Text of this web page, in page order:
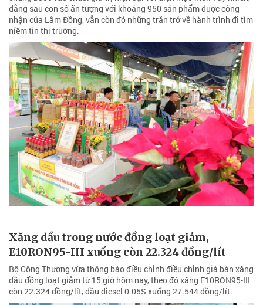
đằng sau con số ấn tượng với khoảng 950 sản phẩm được công
nhận của Lâm Đồng, vẫn còn đó những trăn trở về hành trình đi tìm
niềm tin thị trường.
Xăng dầu trong nước đồng loạt giảm,
E10RON95-III xuống còn 22.324 đồng/lít
Bộ Công Thương vừa thông báo điều chỉnh điều chỉnh giá bán xăng
dầu đồng loạt giảm từ 15 giờ hôm nay, theo đó xăng E10RON95-III
còn 22.324 đồng/lít, dầu diesel 0.05S xuống 27.544 đồng/lít.